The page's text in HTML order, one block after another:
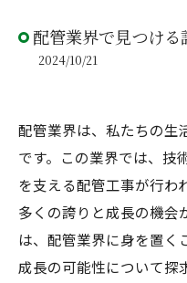
配管業界で見つける
2024/10/21
配管業界は、私たちの生
です。この業界では、技
を支える配管工事が行わ
多くの誇りと成長の機会
は、配管業界に身を置く
成長の可能性について探